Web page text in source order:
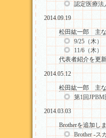
認定医療法
2014.09.19
松田紘一郎 主な
9/25（木）
11/6（木
代表者紹介を更
2014.05.12
松田紘一郎 主な
第1回
2014.03.03
Brotherを追加し
Brother -